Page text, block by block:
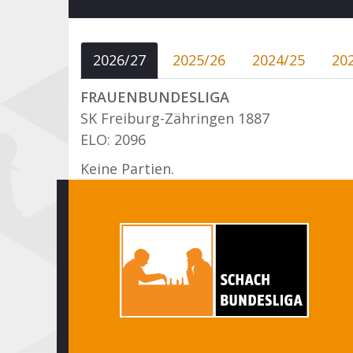
2026/27 2025/26 2024/25
FRAUENBUNDESLIGA
SK Freiburg-Zähringen 1887
ELO: 2096
Keine Partien.